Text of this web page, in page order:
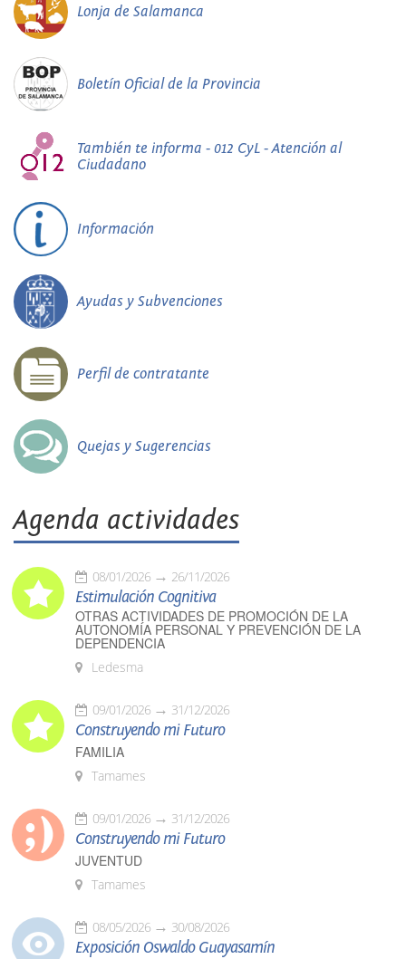
Lonja de Salamanca
Boletín Oficial de la Provincia
También te informa - 012 CyL - Atención al
Ciudadano
Información
Ayudas y Subvenciones
Perfil de contratante
Quejas y Sugerencias
Agenda actividades
08/01/2026 26/11/2026
Estimulación Cognitiva
OTRAS ACTIVIDADES DE PROMOCIÓN DE LA
AUTONOMÍA PERSONAL Y PREVENCIÓN DE LA
DEPENDENCIA
Ledesma
09/01/2026 31/12/2026
Construyendo mi Futuro
FAMILIA
Tamames
09/01/2026 31/12/2026
Construyendo mi Futuro
JUVENTUD
Tamames
08/05/2026 30/08/2026
Exposición Oswaldo Guayasamín